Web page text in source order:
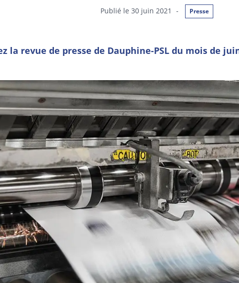
Publié le 30 juin 2021 - Presse
la revue de presse de Dauphine-PSL du mois de